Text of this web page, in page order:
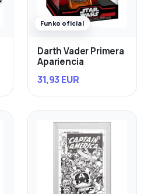
Funko oficial
Darth Vader Primera
Apariencia
31,93 EUR